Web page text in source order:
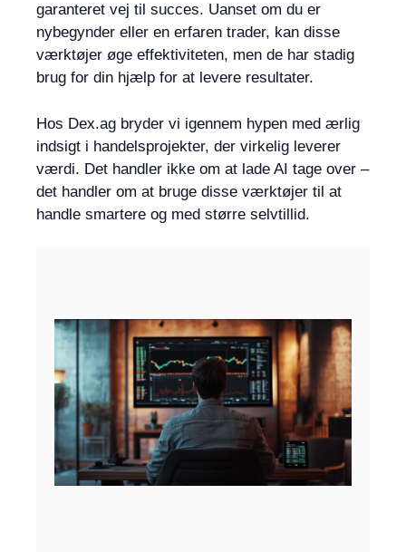
garanteret vej til succes. Uanset om du er
nybegynder eller en erfaren trader, kan disse
værktøjer øge effektiviteten, men de har stadig
brug for din hjælp for at levere resultater.
Hos Dex.ag bryder vi igennem hypen med ærlig
indsigt i handelsprojekter, der virkelig leverer
værdi. Det handler ikke om at lade AI tage over –
det handler om at bruge disse værktøjer til at
handle smartere og med større selvtillid.